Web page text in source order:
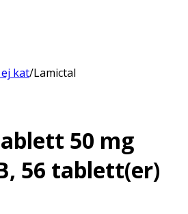
kat/Lamictal
50 mg
56 tablett(er)